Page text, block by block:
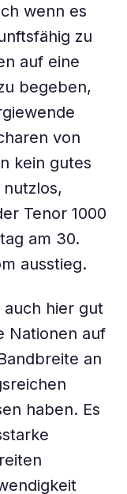
wenn es
zu
auf eine
begeben,
von
kein gutes
Tenor 1000
am 30.
ausstieg.
auch hier gut
Nationen auf
an
haben. Es